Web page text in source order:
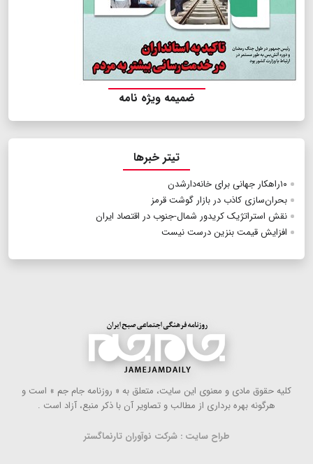
ضمیمه ویژه نامه
تیتر خبرها
۱۰راهکار جهانی برای خانه‌دارشدن
بحران‌سازی کاذب در بازار گوشت قرمز
نقش استراتژیک کریدور شمال-جنوب در اقتصاد ایران
افزایش قیمت بنزین درست نیست
كلیه حقوق مادی و معنوی این سایت، متعلق به « روزنامه جام جم » است و
هرگونه بهره ‌برداری از مطالب و تصاویر آن با ذكر منبع، آزاد است .
طراح سایت : شرکت نوآوران تارنماگستر